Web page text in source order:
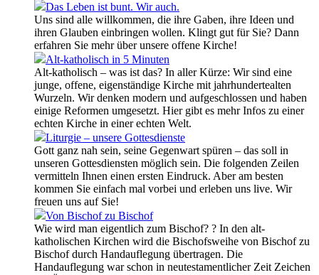
Das Leben ist bunt. Wir auch.
Uns sind alle willkommen, die ihre Gaben, ihre Ideen und
ihren Glauben einbringen wollen. Klingt gut für Sie? Dann
erfahren Sie mehr über unsere offene Kirche!
Alt-katholisch in 5 Minuten
Alt-katholisch – was ist das? In aller Kürze: Wir sind eine
junge, offene, eigenständige Kirche mit jahrhundertealten
Wurzeln. Wir denken modern und aufgeschlossen und haben
einige Reformen umgesetzt. Hier gibt es mehr Infos zu einer
echten Kirche in einer echten Welt.
Liturgie – unsere Gottesdienste
Gott ganz nah sein, seine Gegenwart spüren – das soll in
unseren Gottesdiensten möglich sein. Die folgenden Zeilen
vermitteln Ihnen einen ersten Eindruck. Aber am besten
kommen Sie einfach mal vorbei und erleben uns live. Wir
freuen uns auf Sie!
Von Bischof zu Bischof
Wie wird man eigentlich zum Bischof? ? In den alt-
katholischen Kirchen wird die Bischofsweihe von Bischof zu
Bischof durch Handauflegung übertragen. Die
Handauflegung war schon in neutestamentlicher Zeit Zeichen